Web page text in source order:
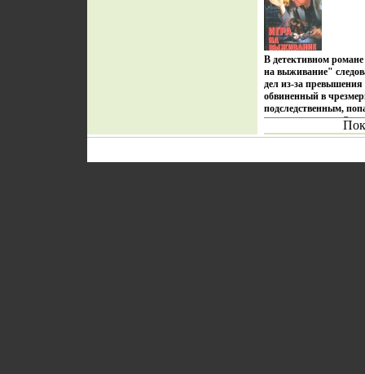
В детективном
на выживание"
дел из-за
обвиненный в
подследственным,
положенивагшяе Он не
выдвинутыми ему